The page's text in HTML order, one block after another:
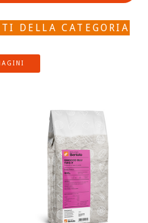
DELLA CATEGORIA